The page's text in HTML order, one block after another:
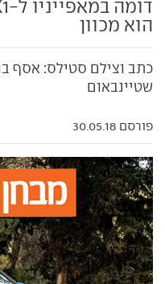
הוא מכוון
כתב וצילם סטילס: אסף
שטיינבאום
פורסם 30.05.18